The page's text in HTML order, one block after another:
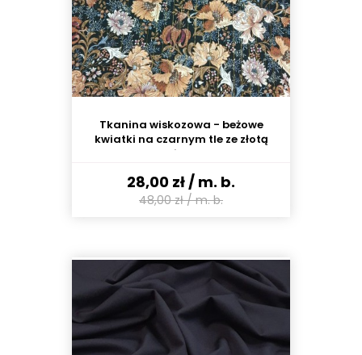
Tkanina wiskozowa - beżowe
kwiatki na czarnym tle ze złotą
nitką
28,00 zł/ m. b.
48,00 zł/ m. b.